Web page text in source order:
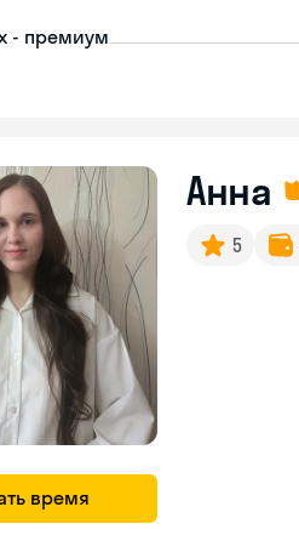
- премиум
время
Анна
5